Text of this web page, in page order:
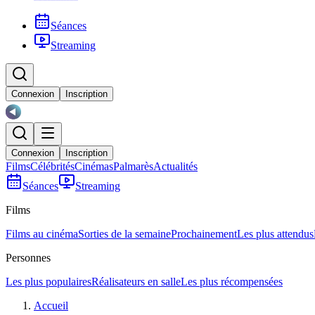
Séances
Streaming
Connexion Inscription
Connexion Inscription
FilmsCélébritésCinémasPalmarèsActualités
Séances
Streaming
Films
Films au cinémaSorties de la semaineProchainementLes plus attendus
Personnes
Les plus populairesRéalisateurs en salleLes plus récompensées
Accueil